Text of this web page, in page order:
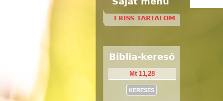
FRISS TARTALOM
Biblia-kereső